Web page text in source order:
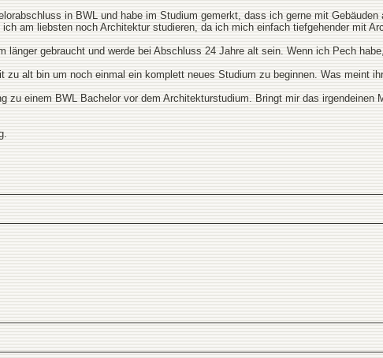
in BWL und habe im Studium gemerkt, dass ich gerne mit
am liebsten noch Architektur studieren, da ich mich einfach tiefgehender mit
länger gebraucht und werde bei Abschluss 24 Jahre alt sein. Wenn ich Pech
zu alt bin um noch einmal ein komplett neues Studium zu beginnen. Was meint
zu einem BWL Bachelor vor dem Architekturstudium. Bringt mir das